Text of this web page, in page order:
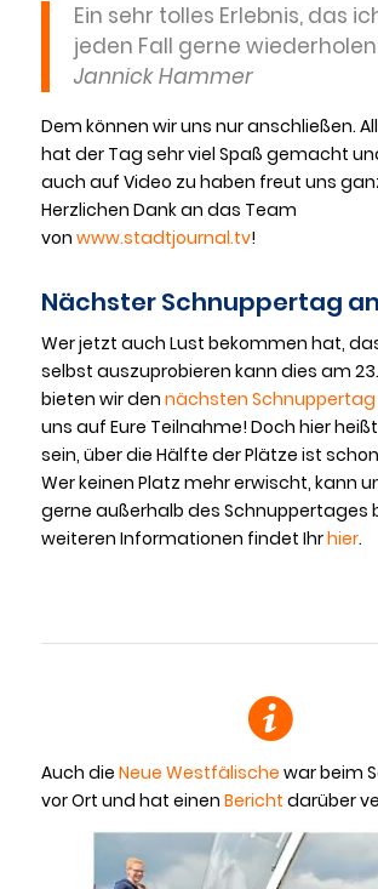
Ein sehr tolles Erlebnis, das
jeden Fall gerne
Jannick Hammer
Dem können wir uns nur anschließen.
hat der Tag sehr viel Spaß gemacht
auch auf Video zu haben freut uns
Herzlichen Dank an das Team
von www.stadtjournal.tv!
Nächster Schnuppertag
Wer jetzt auch Lust bekommen hat,
selbst auszuprobieren kann dies am
bieten wir den nächsten Schnuppertag
uns auf Eure Teilnahme! Doch hier
sein, über die Hälfte der Plätze ist
Wer keinen Platz mehr erwischt, kann
gerne außerhalb des Schnuppertages
weiteren Informationen findet Ihrhier.
Auch die Neue Westfälische war beim
vor Ort und hat einen Bericht darüber